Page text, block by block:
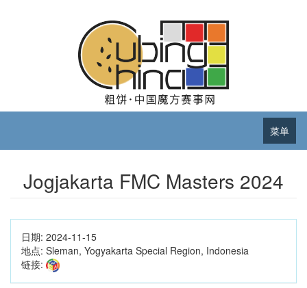
菜单
Jogjakarta FMC Masters 2024
日期: 2024-11-15
地点: Sleman, Yogyakarta Special Region, Indonesia
链接: